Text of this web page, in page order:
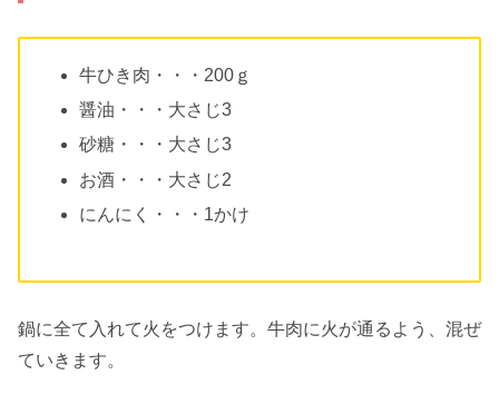
牛ひき肉・・・200ｇ
醤油・・・大さじ3
砂糖・・・大さじ3
お酒・・・大さじ2
にんにく・・・1かけ
鍋に全て入れて火をつけます。牛肉に火が通るよう、混ぜ
ていきます。